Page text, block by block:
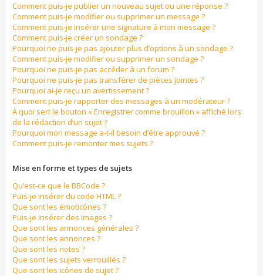
Comment puis-je publier un nouveau sujet ou une réponse ?
Comment puis-je modifier ou supprimer un message ?
Comment puis-je insérer une signature à mon message ?
Comment puis-je créer un sondage ?
Pourquoi ne puis-je pas ajouter plus d’options à un sondage ?
Comment puis-je modifier ou supprimer un sondage ?
Pourquoi ne puis-je pas accéder à un forum ?
Pourquoi ne puis-je pas transférer de pièces jointes ?
Pourquoi ai-je reçu un avertissement ?
Comment puis-je rapporter des messages à un modérateur ?
À quoi sert le bouton « Enregistrer comme brouillon » affiché lors
de la rédaction d’un sujet ?
Pourquoi mon message a-t-il besoin d’être approuvé ?
Comment puis-je remonter mes sujets ?
Mise en forme et types de sujets
Qu’est-ce que le BBCode ?
Puis-je insérer du code HTML ?
Que sont les émoticônes ?
Puis-je insérer des images ?
Que sont les annonces générales ?
Que sont les annonces ?
Que sont les notes ?
Que sont les sujets verrouillés ?
Que sont les icônes de sujet ?